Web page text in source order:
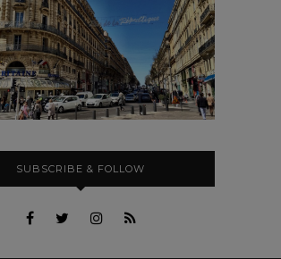
SUBSCRIBE & FOLLOW